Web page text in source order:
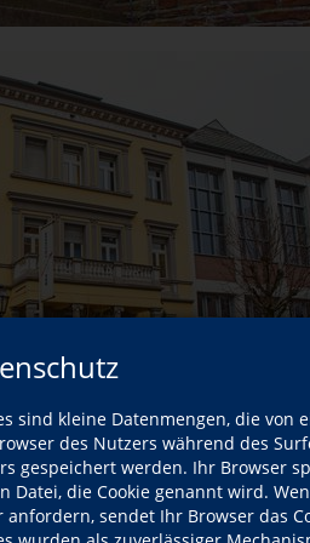
sind kleine Datenmengen, die von
des Nutzers während des
gespeichert werden. Ihr Browser
Datei, die Cookie genannt wird.
anfordern, sendet Ihr Browser das